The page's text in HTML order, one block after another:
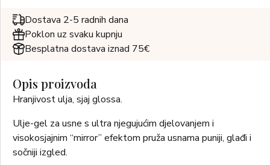
Dostava 2-5 radnih dana
Poklon uz svaku kupnju
Besplatna dostava iznad 75€
Opis proizvoda
Hranjivost ulja, sjaj glossa.
Ulje-gel za usne s ultra njegujućim djelovanjem i
visokosjajnim “mirror” efektom pruža usnama puniji, glađi i
sočniji izgled.